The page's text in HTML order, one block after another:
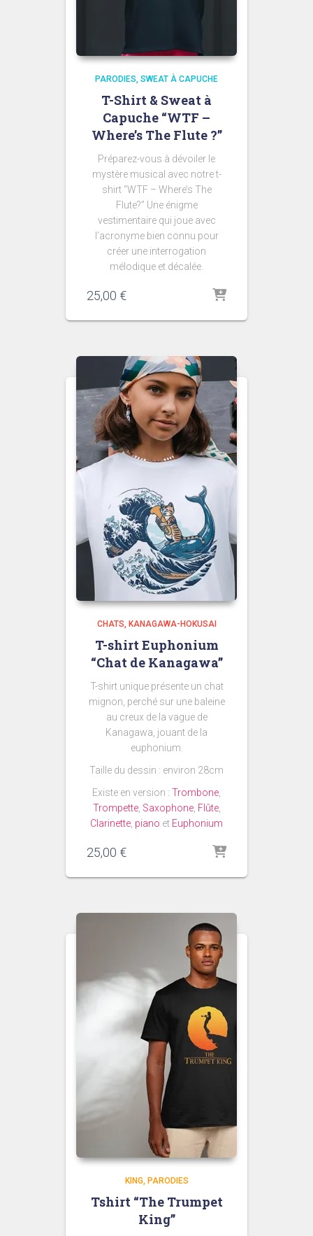
PARODIES SWEAT À CAPUCHE
T-Shirt & Sweat à
Capuche “WTF –
Where’s The Flute ?”
Préparez-vous à dévoiler le
mystère musical avec notre t-
shirt “WTF – Where’s The
Flute?” Une énigme
vestimentaire qui joue avec
l’acronyme bien connu pour
créer une interrogation
mélodique et décalée.
25,00 €
CHATS KANAGAWA-HOKUSAI
T-shirt Euphonium
“Chat de Kanagawa”
T-shirt unique présente un chat
mignon, perché sur une baleine
au creux de la vague de
Kanagawa, jouant de la
euphonium.
Taille du dessin : environ 28cm
Existe en version : Trombone
Trompette, Saxophone, Flûte,
Clarinette piano et Euphonium
25,00 €
KING PARODIES
Tshirt “The Trumpet
King”